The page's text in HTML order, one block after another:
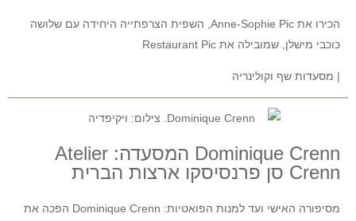
הכירו את Anne-Sophie Pic, השפית הצרפתייה היחידה עם שלושה
כוכבי מישלן, שמובילה את Restaurant Pic
| מסעדות שף וקולינריה
Dominique Crenn המסעדה: Atelier
Crenn סן פרנסיסקו ארצות הברית
מסיפורה האישי ועד למנות הפואטיות: Dominique Crenn הפכה את